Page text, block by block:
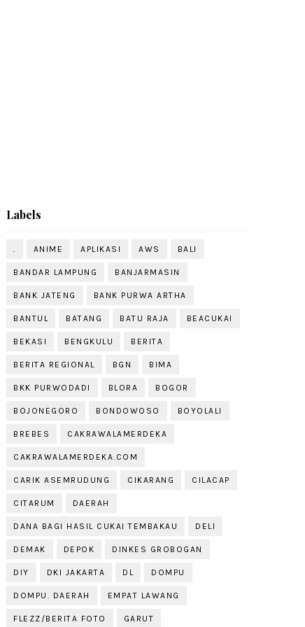
Labels
. ANIME APLIKASI AWS BALI
BANDAR LAMPUNG BANJARMASIN
BANK JATENG BANK PURWA ARTHA
BANTUL BATANG BATU RAJA BEACUKAI
BEKASI BENGKULU BERITA
BERITA REGIONAL BGN BIMA
BKK PURWODADI BLORA BOGOR
BOJONEGORO BONDOWOSO BOYOLALI
BREBES CAKRAWALAMERDEKA
CAKRAWALAMERDEKA.COM
CARIK ASEMRUDUNG CIKARANG CILACAP
CITARUM DAERAH
DANA BAGI HASIL CUKAI TEMBAKAU DELI
DEMAK DEPOK DINKES GROBOGAN
DIY DKI JAKARTA DL DOMPU
DOMPU. DAERAH EMPAT LAWANG
FLEZZ/BERITA FOTO GARUT